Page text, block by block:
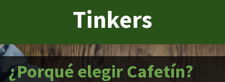
Tinkers
¿Porqué elegir Cafetín?